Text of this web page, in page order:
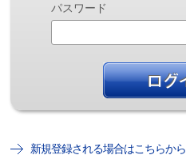
パスワード
新規登録される場合はこちらから